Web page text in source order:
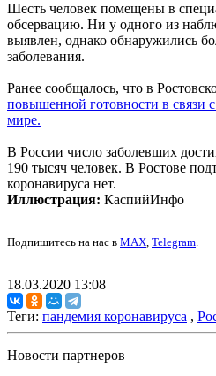
Шесть человек помещены в
обсервацию. Ни у одного из
выявлен, однако обнаружились
заболевания.
Ранее сообщалось, что в
повышенной готовности в связи
мире.
В России число заболевших
190 тысяч человек. В Ростове
коронавируса нет.
Иллюстрация: КаспийИнфо
Подпишитесь на нас в MAX, Telegram.
18.03.2020 13:08
Теги: пандемия коронавируса ,
Новости партнеров